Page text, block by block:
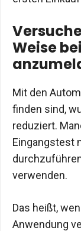
Weise
Mit den
finden sind,
reduziert.
Eingangstest
verwenden.
Das heißt,
Anwendung